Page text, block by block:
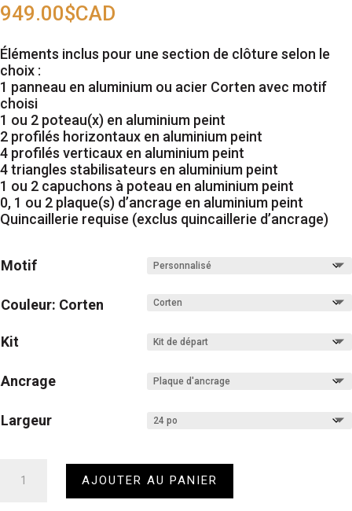
949.00$CAD
Éléments inclus pour une section de clôture selon le
choix :
1 panneau en aluminium ou acier Corten avec motif
choisi
1 ou 2 poteau(x) en aluminium peint
2 profilés horizontaux en aluminium peint
4 profilés verticaux en aluminium peint
4 triangles stabilisateurs en aluminium peint
1 ou 2 capuchons à poteau en aluminium peint
0, 1 ou 2 plaque(s) d’ancrage en aluminium peint
Quincaillerie requise (exclus quincaillerie d’ancrage)
Motif
Couleur: Corten
Kit
Ancrage
Largeur
AJOUTER AU PANIER